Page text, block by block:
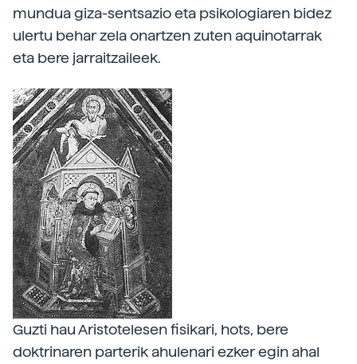
mundua giza-sentsazio eta psikologiaren bidez
ulertu behar zela onartzen zuten aquinotarrak
eta bere jarraitzaileek.
Guzti hau Aristotelesen fisikari, hots, bere
doktrinaren parterik ahulenari ezker egin ahal